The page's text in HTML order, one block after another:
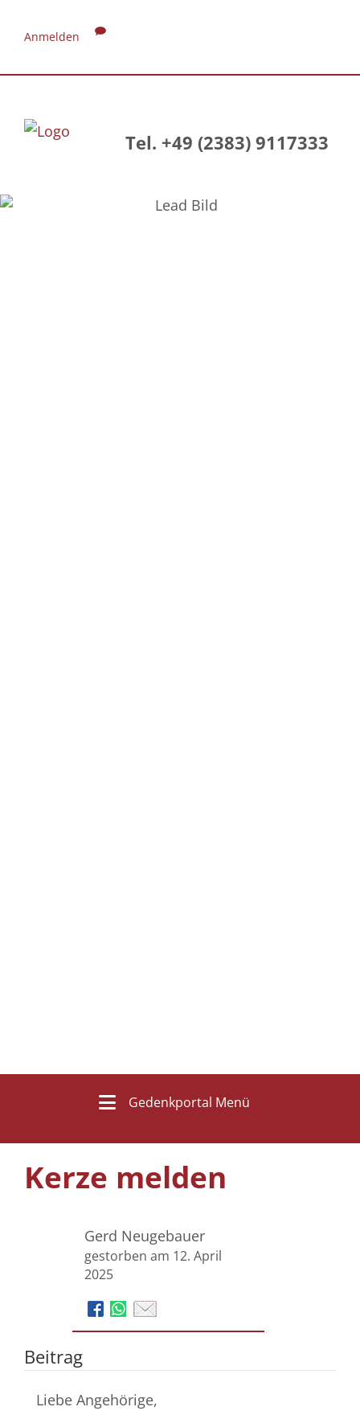
Anmelden
Tel. +49 (2383) 9117333
Gedenkportal Menü
Kerze melden
Gerd Neugebauer
gestorben am 12. April
2025
Beitrag
Liebe Angehörige,